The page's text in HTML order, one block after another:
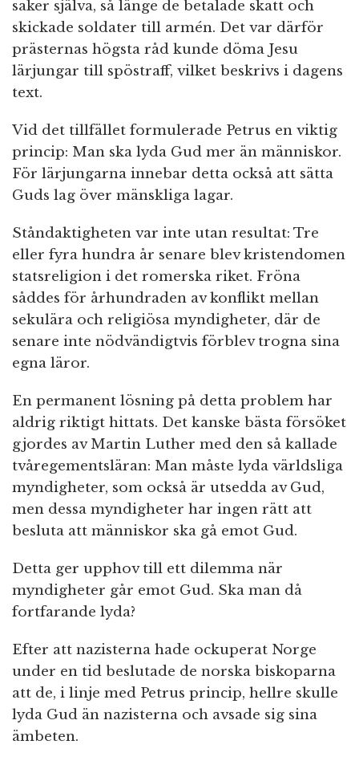
saker själva, så länge de betalade skatt och
skickade soldater till armén. Det var därför
prästernas högsta råd kunde döma Jesu
lärjungar till spöstraff, vilket beskrivs i dagens
text.
Vid det tillfället formulerade Petrus en viktig
princip: Man ska lyda Gud mer än människor.
För lärjungarna innebar detta också att sätta
Guds lag över mänskliga lagar.
Ståndaktigheten var inte utan resultat: Tre
eller fyra hundra år senare blev kristendomen
statsreligion i det romerska riket. Fröna
såddes för århundraden av konflikt mellan
sekulära och religiösa myndigheter, där de
senare inte nödvändigtvis förblev trogna sina
egna läror.
En permanent lösning på detta problem har
aldrig riktigt hittats. Det kanske bästa försöket
gjordes av Martin Luther med den så kallade
tvåregementsläran: Man måste lyda världsliga
myndigheter, som också är utsedda av Gud,
men dessa myndigheter har ingen rätt att
besluta att människor ska gå emot Gud.
Detta ger upphov till ett dilemma när
myndigheter går emot Gud. Ska man då
fortfarande lyda?
Efter att nazisterna hade ockuperat Norge
under en tid beslutade de norska biskoparna
att de, i linje med Petrus princip, hellre skulle
lyda Gud än nazisterna och avsade sig sina
ämbeten.